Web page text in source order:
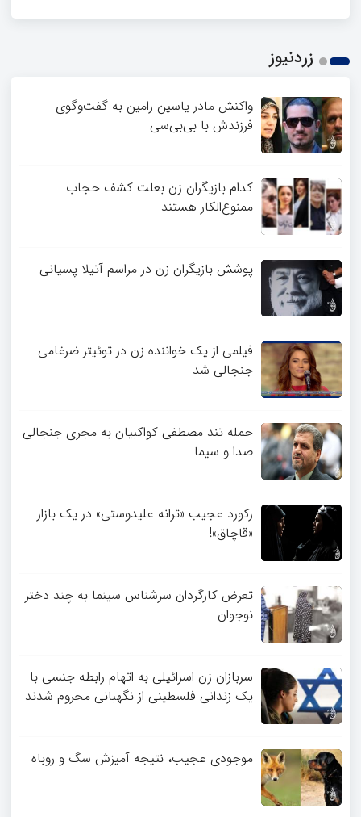
زردنیوز
واکنش مادر یاسین رامین به گفت‌وگوی
فرزندش با بی‌بی‌سی
کدام بازیگران زن بعلت کشف حجاب
ممنوع‌الکار هستند
پوشش بازیگران زن در مراسم آتیلا پسیانی
فیلمی از یک خواننده زن در توئیتر ضرغامی
جنجالی شد
حمله تند مصطفی کواکبیان به مجری جنجالی
صدا و سیما
رکورد عجیب «ترانه علیدوستی» در یک بازار
«قاچاق»!
تعرض کارگردان سرشناس سینما به چند دختر
نوجوان
سربازان زن اسرائیلی به اتهام رابطه جنسی با
یک زندانی فلسطینی از نگهبانی محروم شدند
موجودی عجیب، نتیجه آمیزش سگ و روباه